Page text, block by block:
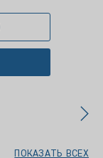
ПОКАЗАТЬ ВСЕХ